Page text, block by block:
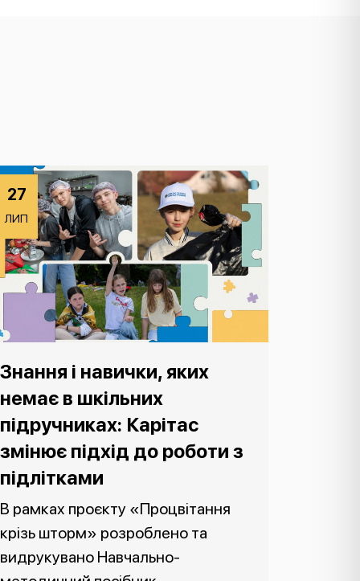
27
ЛИП
Знання і навички, яких
немає в шкільних
підручниках: Карітас
змінює підхід до роботи з
підлітками
В рамках проєкту «Процвітання
крізь шторм» розроблено та
видрукувано Навчально-